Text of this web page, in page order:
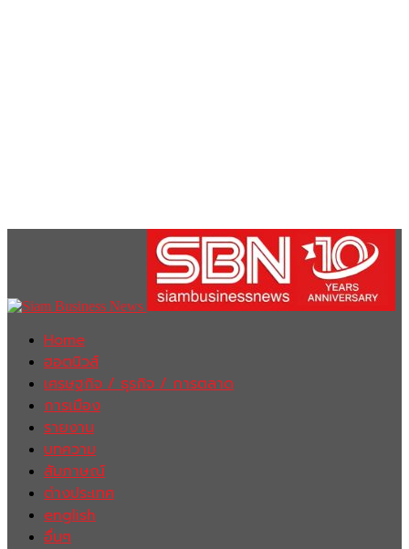
Home
ฮอตนิวส์
เศรษฐกิจ / ธุรกิจ / การตลาด
การเมือง
รายงาน
บทความ
สัมภาษณ์
ต่างประเทศ
english
อื่นๆ